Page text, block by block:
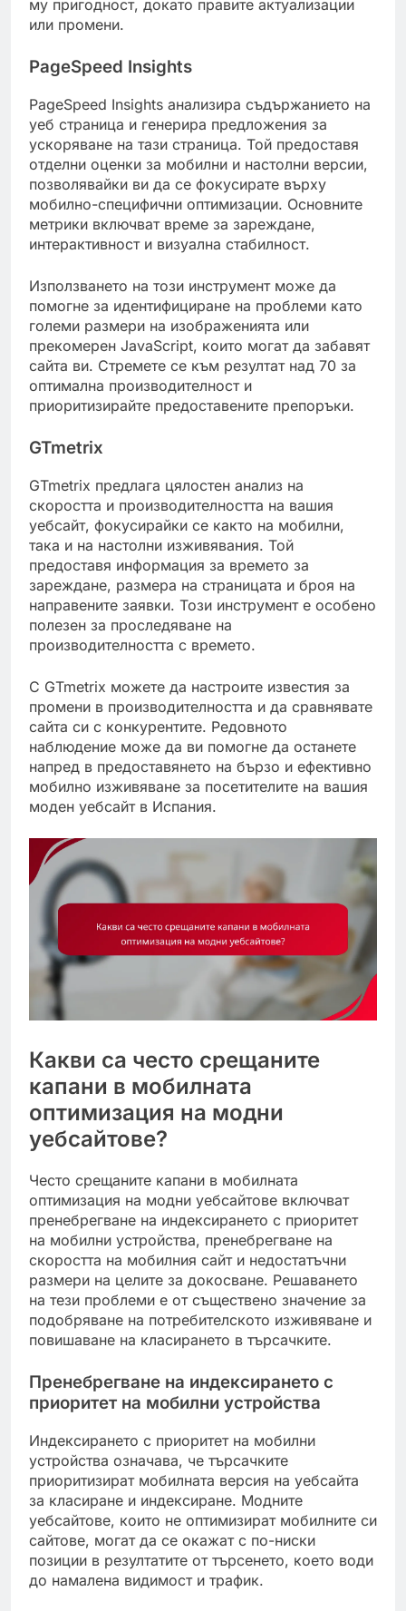
му пригодност, докато правите актуализации
или промени.
PageSpeed Insights
PageSpeed Insights анализира съдържанието на
уеб страница и генерира предложения за
ускоряване на тази страница. Той предоставя
отделни оценки за мобилни и настолни версии,
позволявайки ви да се фокусирате върху
мобилно-специфични оптимизации. Основните
метрики включват време за зареждане,
интерактивност и визуална стабилност.
Използването на този инструмент може да
помогне за идентифициране на проблеми като
големи размери на изображенията или
прекомерен JavaScript, които могат да забавят
сайта ви. Стремете се към резултат над 70 за
оптимална производителност и
приоритизирайте предоставените препоръки.
GTmetrix
GTmetrix предлага цялостен анализ на
скоростта и производителността на вашия
уебсайт, фокусирайки се както на мобилни,
така и на настолни изживявания. Той
предоставя информация за времето за
зареждане, размера на страницата и броя на
направените заявки. Този инструмент е особено
полезен за проследяване на
производителността с времето.
С GTmetrix можете да настроите известия за
промени в производителността и да сравнявате
сайта си с конкурентите. Редовното
наблюдение може да ви помогне да останете
напред в предоставянето на бързо и ефективно
мобилно изживяване за посетителите на вашия
моден уебсайт в Испания.
Какви са често срещаните
капани в мобилната
оптимизация на модни
уебсайтове?
Често срещаните капани в мобилната
оптимизация на модни уебсайтове включват
пренебрегване на индексирането с приоритет
на мобилни устройства, пренебрегване на
скоростта на мобилния сайт и недостатъчни
размери на целите за докосване. Решаването
на тези проблеми е от съществено значение за
подобряване на потребителското изживяване и
повишаване на класирането в търсачките.
Пренебрегване на индексирането с
приоритет на мобилни устройства
Индексирането с приоритет на мобилни
устройства означава, че търсачките
приоритизират мобилната версия на уебсайта
за класиране и индексиране. Модните
уебсайтове, които не оптимизират мобилните си
сайтове, могат да се окажат с по-ниски
позиции в резултатите от търсенето, което води
до намалена видимост и трафик.